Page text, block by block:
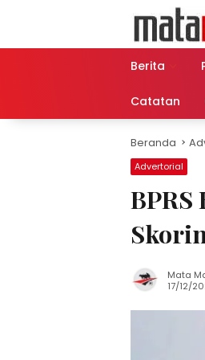
Berita
Catatan
Beranda
Advertorial
Mata
17/12/